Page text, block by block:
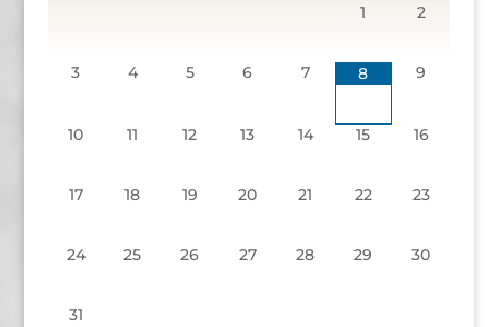
1
2
3 4 5 6 7 8 9
10 11 12 13 14 15 16
17 18 19 20 21 22 23
24 25 26 27 28 29 30
31